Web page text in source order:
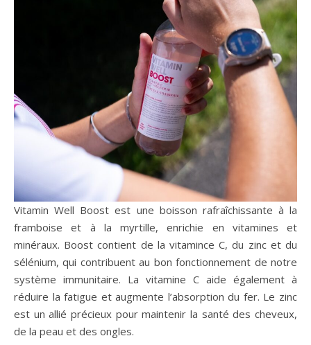
Vitamin Well Boost est une boisson rafraîchissante à la
framboise et à la myrtille, enrichie en vitamines et
minéraux. Boost contient de la vitamince C, du zinc et du
sélénium, qui contribuent au bon fonctionnement de notre
système immunitaire. La vitamine C aide également à
réduire la fatigue et augmente l’absorption du fer. Le zinc
est un allié précieux pour maintenir la santé des cheveux,
de la peau et des ongles.